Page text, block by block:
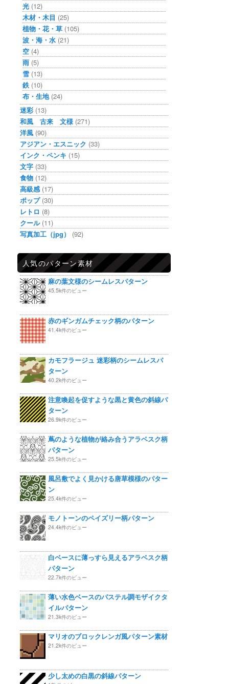
光 (12)
木材・木目 (25)
植物・花・草 (105)
波・海・水 (21)
空 (4)
雨 (5)
雪 (13)
鉄 (10)
布・生地(24)
迷彩 (13)
和風 古来 文様 (271)
洋風 (90)
アジアン・エスニック (33)
インク・ペンキ (15)
文字 (33)
食物 (12)
高級感 (17)
ポップ(30)
レトロ (8)
クール(11)
写真加工（jpg）
(92)
人気のパターン素材
麻の葉文様のシームレスパターン
45.5k件のビュー
赤のギンガムチェック柄のパターン
41.4k件のビュー
カモフラージュ 迷彩柄のシームレスパ
ターン
40.2k件のビュー
注意喚起を促すような黒と黄色の斜線パ
ターン
26.9k件のビュー
蔦のような植物が絡み合うアラベスク柄
パターン
25.5k件のビュー
風呂敷でよく見かける唐草模様のパター
ン
25.4k件のビュー
モノトーンのペイズリー柄パターン
24.4k件のビュー
白ベースに薄っすら見えるアラベスク柄
パターン
22.7k件のビュー
薄い水色ベースのパステル調モザイクタ
イルパターン
21.3k件のビュー
マリオのブロックレンガ風パターン素材
21.2k件のビュー
少し太めの白黒の斜線パターン